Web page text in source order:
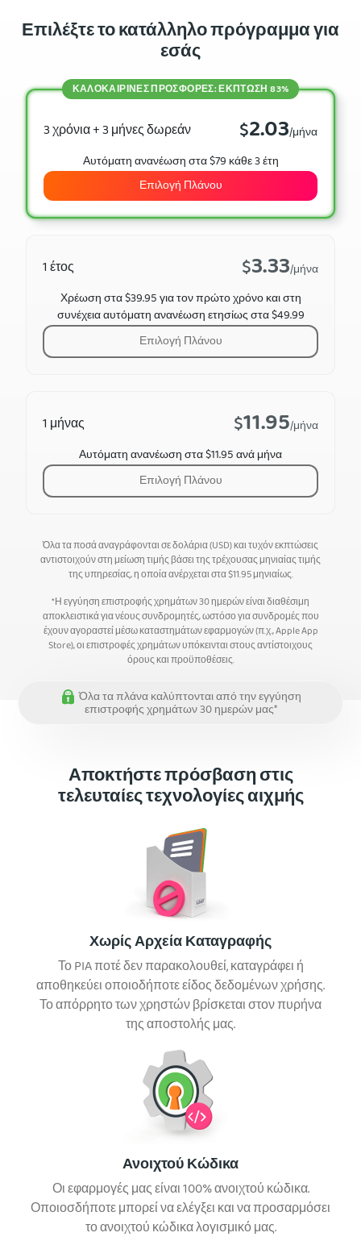
Επιλέξτε το κατάλληλο πρόγραμμα για
εσάς
1 μήνας $11.95/μήνα
Αυτόματη ανανέωση στα $11.95 ανά μήνα
Επιλογή Πλάνου
3 χρόνια + 3 μήνες δωρεάν $2.03/μήνα
ΚΑΛΟΚΑΙΡΙΝΈΣ ΠΡΟΣΦΟΡΈΣ: ΈΚΠΤΩΣΗ 83%
Αυτόματη ανανέωση στα $79 κάθε 3 έτη
Επιλογή Πλάνου
1 έτος $3.33/μήνα
Χρέωση στα $39.95 για τον πρώτο χρόνο και στη
συνέχεια αυτόματη ανανέωση ετησίως στα $49.99
Επιλογή Πλάνου
Όλα τα ποσά αναγράφονται σε δολάρια (USD) και τυχόν εκπτώσεις
αντιστοιχούν στη μείωση τιμής βάσει της τρέχουσας μηνιαίας τιμής
της υπηρεσίας, η οποία ανέρχεται στα$11.95μηνιαίως.
*Η εγγύηση επιστροφής χρημάτων 30 ημερών είναι διαθέσιμη
αποκλειστικά για νέους συνδρομητές, ωστόσο για συνδρομές που
έχουν αγοραστεί μέσω καταστημάτων εφαρμογών (π.χ., Apple App
Store), οι επιστροφές χρημάτων υπόκεινται στους αντίστοιχους
όρους και προϋποθέσεις.
Όλα τα πλάνα καλύπτονται από την εγγύηση
επιστροφής χρημάτων 30 ημερών μας*
Αποκτήστε πρόσβαση στις
τελευταίες τεχνολογίες αιχμής
Χωρίς Αρχεία Καταγραφής
Το PIA ποτέ δεν παρακολουθεί, καταγράφει ή
αποθηκεύει οποιοδήποτε είδος δεδομένων χρήσης.
Το απόρρητο των χρηστών βρίσκεται στον πυρήνα
της αποστολής μας.
Ανοιχτού Κώδικα
Οι εφαρμογές μας είναι 100% ανοιχτού κώδικα.
Οποιοσδήποτε μπορεί να ελέγξει και να προσαρμόσει
το ανοιχτού κώδικα λογισμικό μας.